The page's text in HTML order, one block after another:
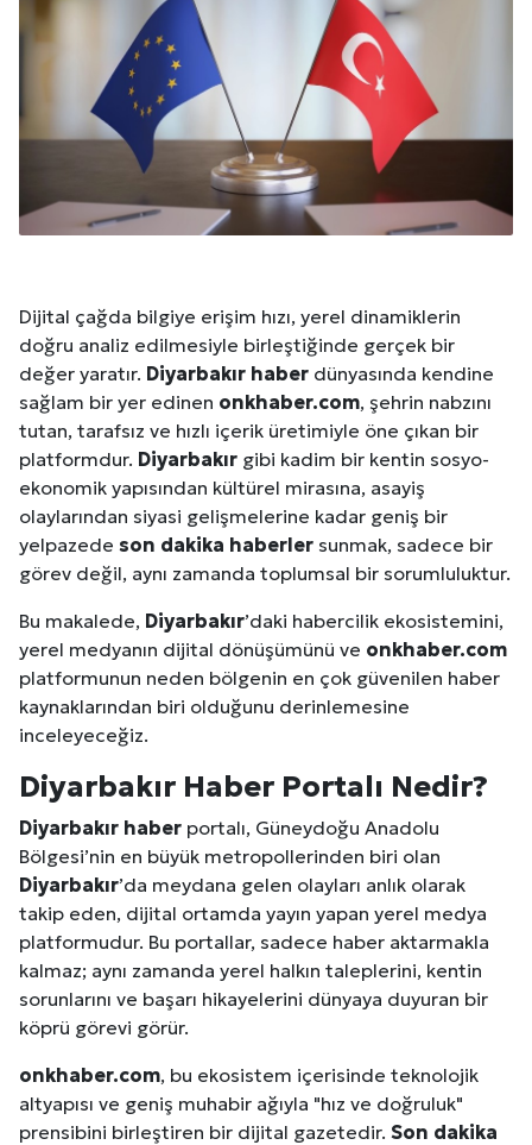
Dijital çağda bilgiye erişim hızı, yerel dinamiklerin
doğru analiz edilmesiyle birleştiğinde gerçek bir
değer yaratır. Diyarbakır haber dünyasında kendine
sağlam bir yer edinen onkhaber.com, şehrin nabzını
tutan, tarafsız ve hızlı içerik üretimiyle öne çıkan bir
platformdur. Diyarbakır gibi kadim bir kentin sosyo-
ekonomik yapısından kültürel mirasına, asayiş
olaylarından siyasi gelişmelerine kadar geniş bir
yelpazede son dakika haberler sunmak, sadece bir
görev değil, aynı zamanda toplumsal bir sorumluluktur.
Bu makalede, Diyarbakır’daki habercilik ekosistemini,
yerel medyanın dijital dönüşümünü ve onkhaber.com
platformunun neden bölgenin en çok güvenilen haber
kaynaklarından biri olduğunu derinlemesine
inceleyeceğiz.
Diyarbakır Haber Portalı Nedir?
Diyarbakır haber portalı, Güneydoğu Anadolu
Bölgesi’nin en büyük metropollerinden biri olan
Diyarbakır’da meydana gelen olayları anlık olarak
takip eden, dijital ortamda yayın yapan yerel medya
platformudur. Bu portallar, sadece haber aktarmakla
kalmaz; aynı zamanda yerel halkın taleplerini, kentin
sorunlarını ve başarı hikayelerini dünyaya duyuran bir
köprü görevi görür.
onkhaber.com, bu ekosistem içerisinde teknolojik
altyapısı ve geniş muhabir ağıyla "hız ve doğruluk"
prensibini birleştiren bir dijital gazetedir. Son dakika